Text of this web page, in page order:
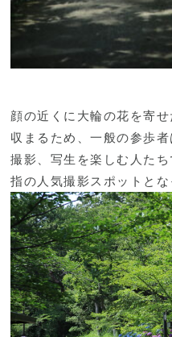
顔の近くに大輪の花を寄
収まるため、一般の参歩
撮影、写生を楽しむ人た
指の人気撮影スポットとな